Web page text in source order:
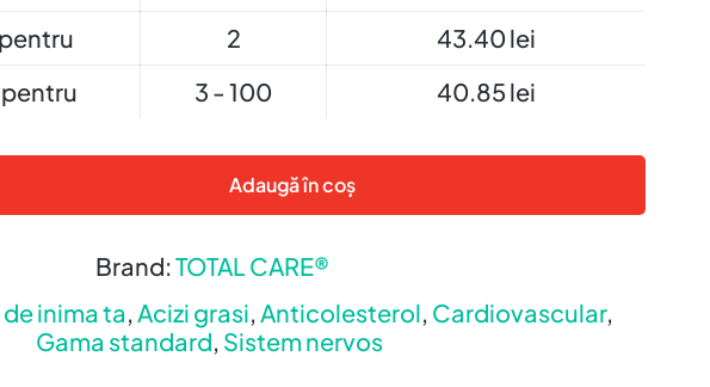
2 43.40lei
3 - 100 40.85 lei
Adaugă în coș
inima ta, Acizi grasi, Anticolesterol, Cardiovascular,
Gama standard, Sistem nervos
Brand:TOTAL CARE®